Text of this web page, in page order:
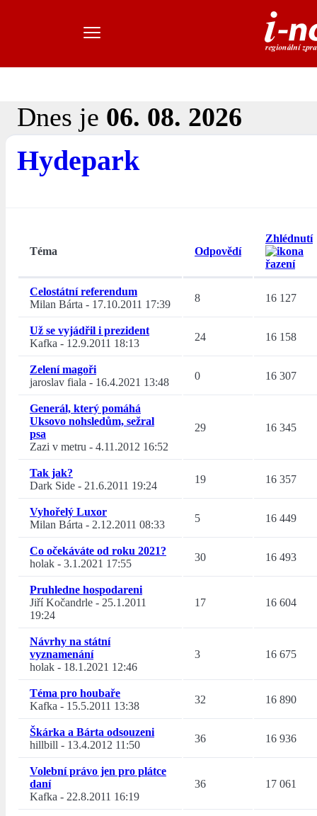
Dnes je 06. 08. 2026
Hydepark
Téma Odpovědí
Zhlédnutí
Celostátní referendum
Milan Bárta - 17.10.2011 17:39
8 16 127
Už se vyjádřil i prezident
Kafka - 12.9.2011 18:13
24 16 158
Zelení magoři
jaroslav fiala - 16.4.2021 13:48
0 16 307
Generál, který pomáhá
Uksovo nohsledům, sežral
psa
Zazi v metru - 4.11.2012 16:52
29 16 345
Tak jak?
Dark Side - 21.6.2011 19:24
19 16 357
Vyhořelý Luxor
Milan Bárta - 2.12.2011 08:33
5 16 449
Co očekáváte od roku 2021?
holak - 3.1.2021 17:55
30 16 493
Pruhledne hospodareni
Jiří Kočandrle - 25.1.2011
19:24
17 16 604
Návrhy na státní
vyznamenání
holak - 18.1.2021 12:46
3 16 675
Téma pro houbaře
Kafka - 15.5.2011 13:38
32 16 890
Škárka a Bárta odsouzeni
hillbill - 13.4.2012 11:50
36 16 936
Volební právo jen pro plátce
daní
Kafka - 22.8.2011 16:19
36 17 061